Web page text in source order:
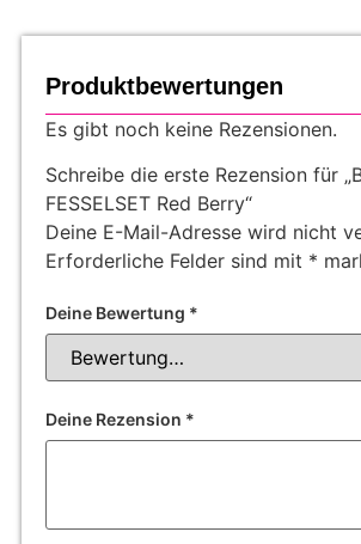
Produktbewertungen
Es gibt noch keine Rezensionen.
Schreibe die erste Rezension für
FESSELSET Red Berry“
Deine E-Mail-Adresse wird nicht
Erforderliche Felder sind mit *
Deine Bewertung *
Deine Rezension *